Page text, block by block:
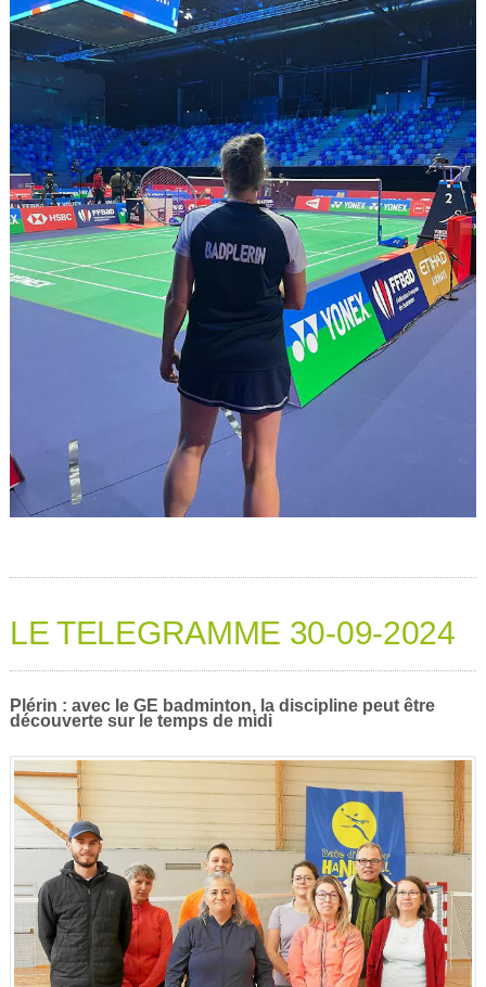
LE TELEGRAMME 30-09-2024
Plérin : avec le GE badminton, la discipline peut être
découverte sur le temps de midi